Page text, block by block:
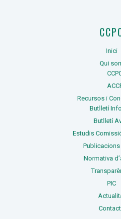
Inici
Qui
Recursos i
Butlletí
Butlletí
Estudis
Normativa
PIC